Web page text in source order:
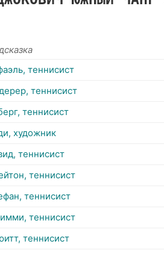
теннисист
теннисист
теннисист
художник
теннисист
теннисист
теннисист
теннисист
теннисист